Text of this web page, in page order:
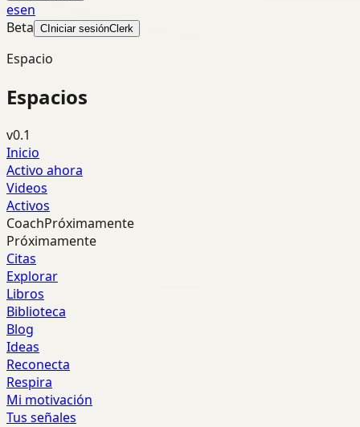
esen
Beta C Iniciar sesiónClerk
Espacio
Espacios
v0.1
Inicio
Activo ahora
Videos
Activos
CoachPróximamente
Próximamente
Citas
Explorar
Libros
Biblioteca
Blog
Ideas
Reconecta
Respira
Mi motivación
Tus señales